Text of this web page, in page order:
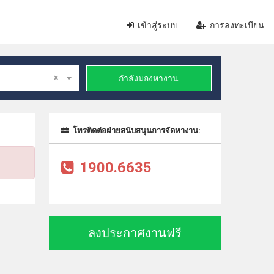
เข้าสู่ระบบ การลงทะเบียน
× กำลังมองหางาน
โทรติดต่อฝ่ายสนับสนุนการจัดหางาน:
1900.6635
ลงประกาศงานฟรี